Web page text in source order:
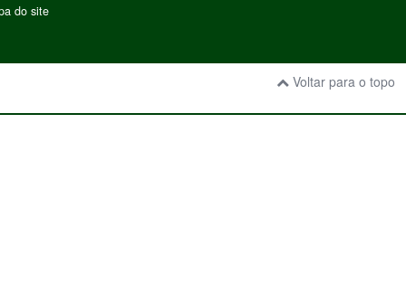
do site
Voltar para o topo